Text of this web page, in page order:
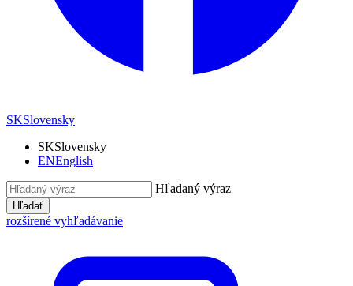
SKSlovensky
SKSlovensky
ENEnglish
Hľadaný výraz
Hľadať
rozšírené vyhľadávanie